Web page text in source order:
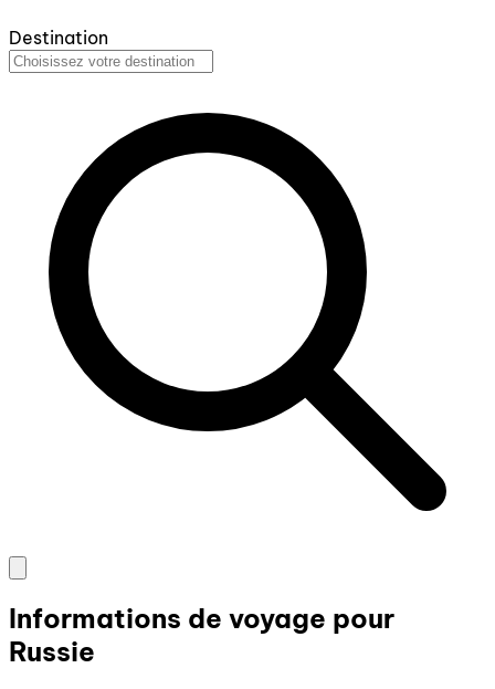
Destination
Informations de voyage pour
Russie